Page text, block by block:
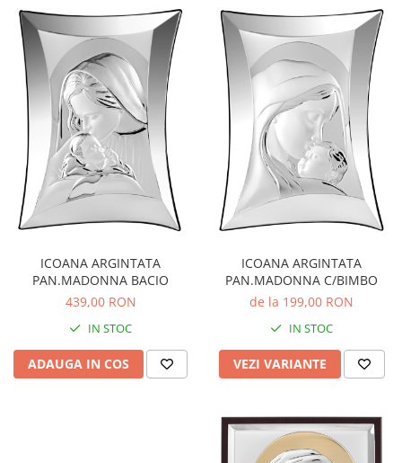
ICOANA ARGINTATA
PAN.MADONNA BACIO
439,00 RON
IN STOC
ADAUGA IN COS
ICOANA ARGINTATA
PAN.MADONNA C/BIMBO
de la 199,00 RON
IN STOC
VEZI VARIANTE